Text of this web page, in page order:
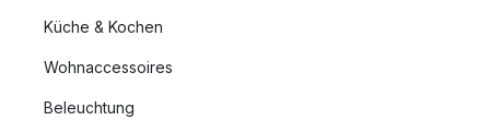
Küche & Kochen
Wohnaccessoires
Beleuchtung